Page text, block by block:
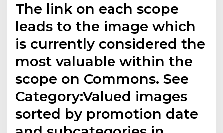
The link on each scope
leads to the image which
is currently considered the
most valuable within the
scope on Commons. See
Category:Valued images
sorted by promotion date